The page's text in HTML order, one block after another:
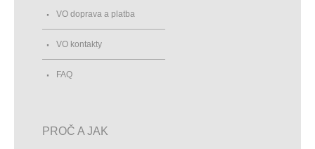
VO doprava a platba
VO kontakty
FAQ
PROČ A JAK